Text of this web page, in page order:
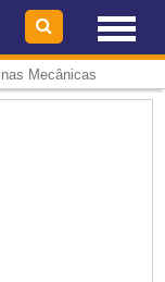
Mecânicas